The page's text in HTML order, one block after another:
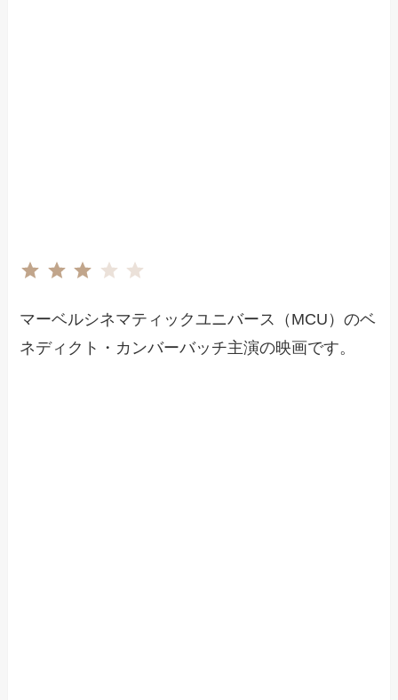
⭐⭐
マーベルシネマティックユニバース（MCU）のベ
ネディクト・カンバーバッチ主演の映画です。